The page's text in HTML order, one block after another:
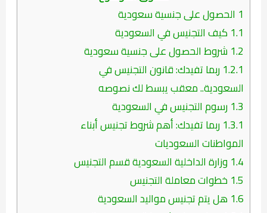
1 الحصول على جنسية سعودية
1.1 كيف التجنيس في السعودية
1.2 شروط الحصول على جنسية سعودية
1.2.1 ربما تفيدك: قانون التجنيس في
السعودية.. معقب يبسط لك نصوصه
1.3 رسوم التجنيس في السعودية
1.3.1 ربما تفيدك: أهم شروط تجنيس أبناء
المواطنات السعوديات
1.4 وزارة الداخلية السعودية قسم التجنيس
1.5 خطوات معاملة التجنيس
1.6 هل يتم تجنيس مواليد السعودية